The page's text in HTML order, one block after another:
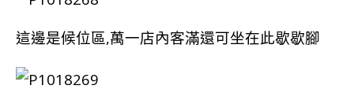
這邊是候位區,萬一店內客滿還可坐在此歇歇腳